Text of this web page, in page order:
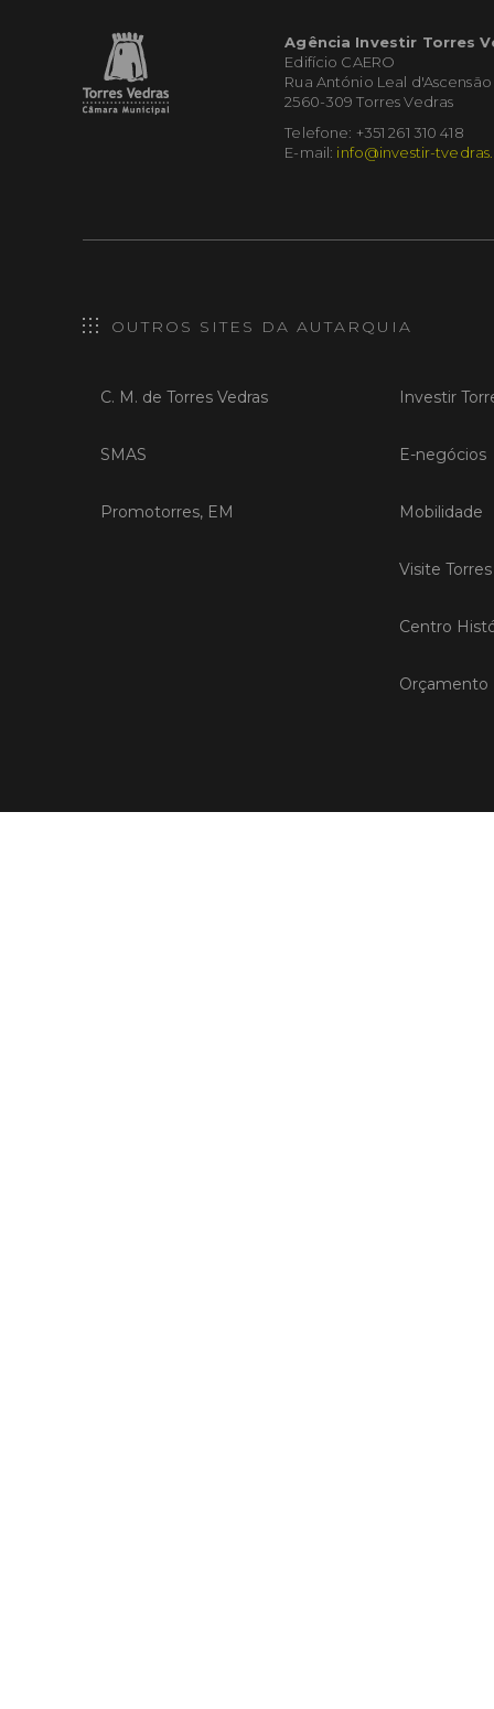
Agência Investir Torres
Edifício CAERO
Rua António Leal d'Ascensão
2560-309 Torres Vedras
Telefone: +351 261 310 418
E-mail: info@investir-
OUTROS SITES DA AUTARQUIA
C. M. de Torres Vedras
SMAS
Promotorres, EM
Investir
E-negócios
Mobilidade
Visite
Centro
Orçamento